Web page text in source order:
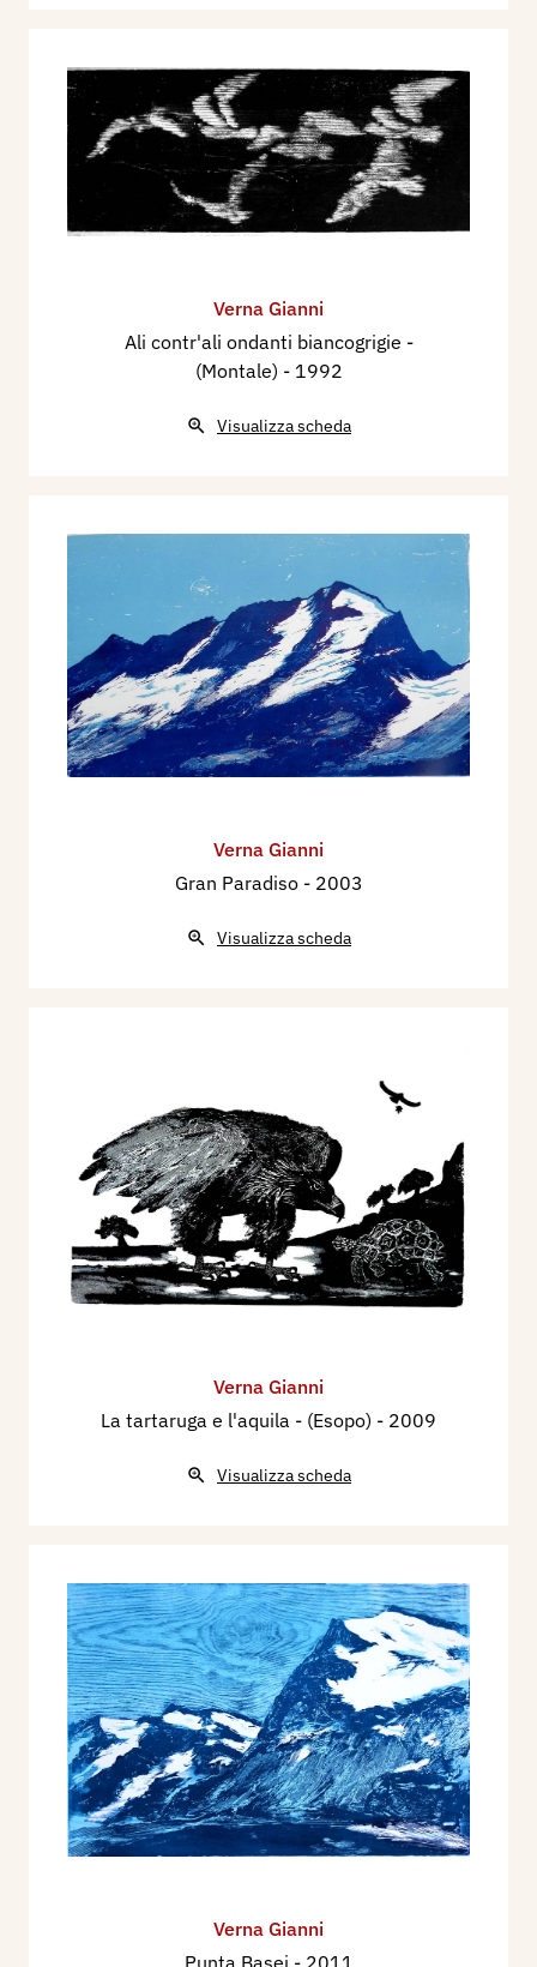
Verna Gianni
Ali contr'ali ondanti biancogrigie -
(Montale) - 1992
Visualizza scheda
Verna Gianni
Gran Paradiso - 2003
Visualizza scheda
Verna Gianni
La tartaruga e l'aquila - (Esopo) - 2009
Visualizza scheda
Verna Gianni